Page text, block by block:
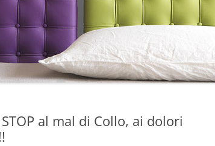
al mal di Collo, ai dolori